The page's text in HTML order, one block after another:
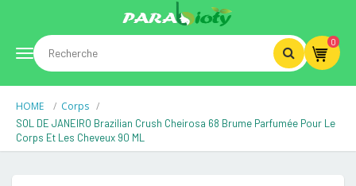
Toggle
navigation
0
HOME Corps
SOL DE JANEIRO Brazilian Crush Cheirosa 68 Brume Parfumée Pour Le
Corps Et Les Cheveux 90 ML